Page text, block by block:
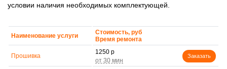
условии наличия необходимых комплектующей.
Наименование услуги
Стоимость, руб
Время ремонта
Прошивка
1250 р
Заказать